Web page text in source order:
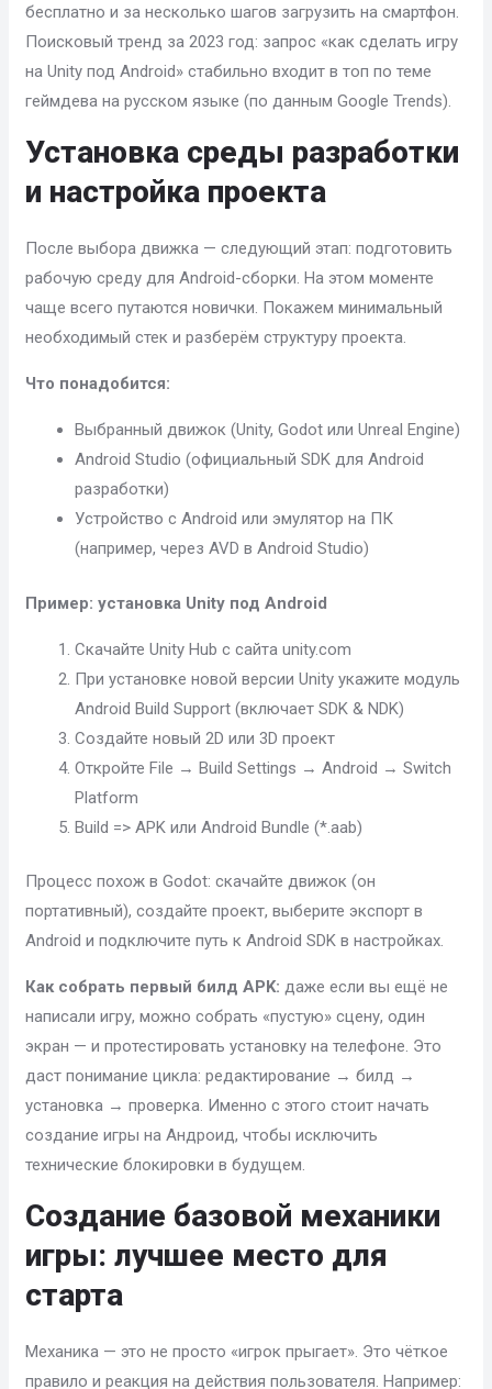
бесплатно и за несколько шагов загрузить на смартфон.
Поисковый тренд за 2023 год: запрос «как сделать игру
на Unity под Android» стабильно входит в топ по теме
геймдева на русском языке (по данным Google Trends).
Установка среды разработки
и настройка проекта
После выбора движка — следующий этап: подготовить
рабочую среду для Android-сборки. На этом моменте
чаще всего путаются новички. Покажем минимальный
необходимый стек и разберём структуру проекта.
Что понадобится:
Выбранный движок (Unity, Godot или Unreal Engine)
Android Studio (официальный SDK для Android
разработки)
Устройство с Android или эмулятор на ПК
(например, через AVD в Android Studio)
Пример: установка Unity под Android
Скачайте Unity Hub c сайта unity.com
При установке новой версии Unity укажите модуль
Android Build Support (включает SDK & NDK)
Создайте новый 2D или 3D проект
Откройте File → Build Settings → Android → Switch
Platform
Build => APK или Android Bundle (*.aab)
Процесс похож в Godot: скачайте движок (он
портативный), создайте проект, выберите экспорт в
Android и подключите путь к Android SDK в настройках.
Как собрать первый билд APK: даже если вы ещё не
написали игру, можно собрать «пустую» сцену, один
экран — и протестировать установку на телефоне. Это
даст понимание цикла: редактирование → билд →
установка → проверка. Именно с этого стоит начать
создание игры на Андроид, чтобы исключить
технические блокировки в будущем.
Создание базовой механики
игры: лучшее место для
старта
Механика — это не просто «игрок прыгает». Это чёткое
правило и реакция на действия пользователя. Например: